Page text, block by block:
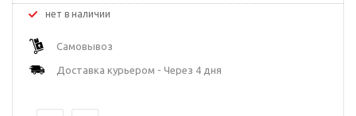
Нет в наличии
Самовывоз
Доставка курьером - Через 4 дня